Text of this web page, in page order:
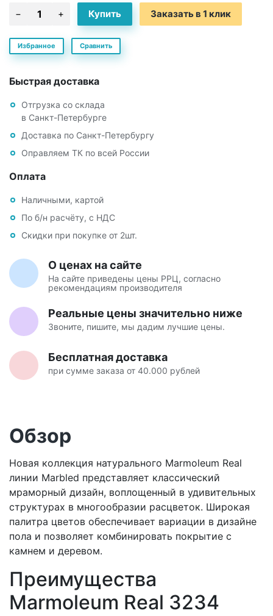
Заказать в 1 клик
Избранное Сравнить
Быстрая доставка
Отгрузка со склада
в Санкт-Петербурге
Доставка по Санкт-Петербургу
Оправляем ТК по всей России
Оплата
Наличными, картой
По б/н расчёту, с НДС
Скидки при покупке от 2шт.
О ценах на сайте
На сайте приведены цены РРЦ, согласно
рекомендациям производителя
Реальные цены значительно ниже
Звоните, пишите, мы дадим лучшие цены.
Бесплатная доставка
при сумме заказа от 40.000 рублей
Обзор
Новая коллекция натурального Marmoleum Real
линии Marbled представляет классический
мраморный дизайн, воплощенный в удивительных
структурах в многообразии расцветок. Широкая
палитра цветов обеспечивает вариации в дизайне
пола и позволяет комбинировать покрытие с
камнем и деревом.
Преимущества
Marmoleum Real 3234